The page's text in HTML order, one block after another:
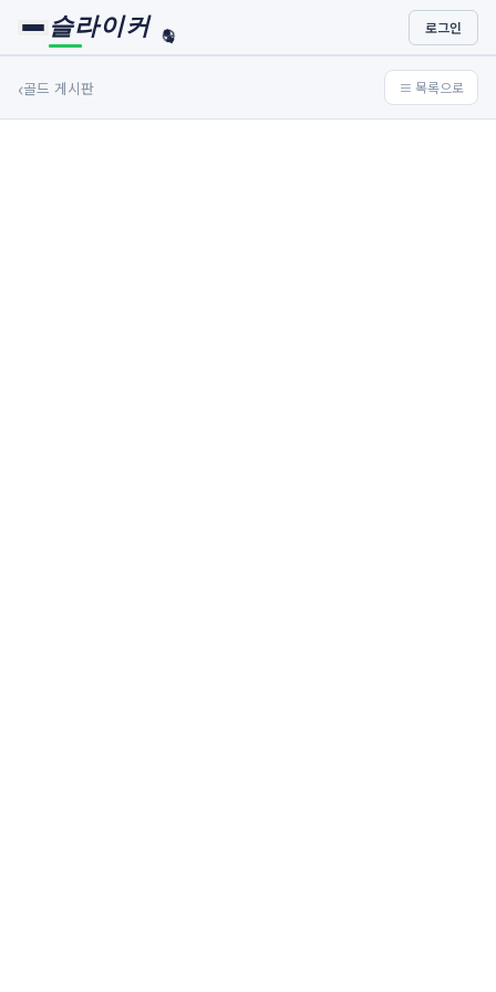
슬라이커 🏀
⚾ 로그인
‹골드 게시판 ≡ 목록으로